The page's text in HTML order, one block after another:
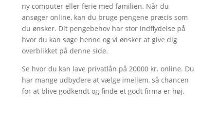
ny computer eller ferie med familien. Når du
ansøger online, kan du bruge pengene præcis som
du ønsker. Dit pengebehov har stor indflydelse på
hvor du kan søge henne og vi ønsker at give dig
overblikket på denne side.
Se hvor du kan lave privatlån på 20000 kr. online. Du
har mange udbydere at vælge imellem, så chancen
for at blive godkendt og finde et godt firma er høj.